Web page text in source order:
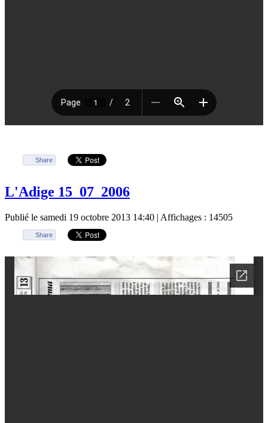
Share
L'Adige 15_07_2006
Publié le samedi 19 octobre 2013 14:40 | Affichages : 14505
Share